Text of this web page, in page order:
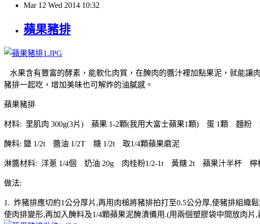
Mar 12 Wed 2014 10:32
蘋果豬排
水果含有豐富的酵素，能軟化肉質，在醃肉的醬汁裡加點果泥，就能讓
豬排一起吃，增加美味也可解炸的油膩感。
蘋果豬排
材料: 里肌肉 300g(3片) 蘋果 1-2顆(我用大富士蘋果1顆) 蛋 1顆 麵粉
醃料: 鹽 1/2t 醬油 1/2T 糖 1/2t 取1/4顆蘋果磨泥
淋醬材料: 洋蔥 1/4個 奶油 20g 肉桂粉1/2-1t 黃糖 2t 蘋果汁半杯
做法:
1. 炸豬排應切約1公分厚片,再用肉槌將豬排拍打至0.5公分厚,使豬排組織
使肉排變形,再加入醃料及1/4顆蘋果泥醃漬備用.(用兩個塑膠袋中間放肉